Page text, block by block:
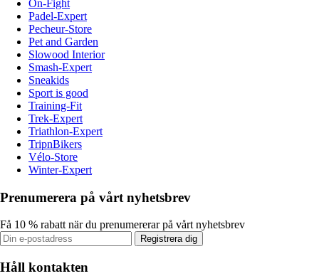
On-Fight
Padel-Expert
Pecheur-Store
Pet and Garden
Slowood Interior
Smash-Expert
Sneakids
Sport is good
Training-Fit
Trek-Expert
Triathlon-Expert
TripnBikers
Vélo-Store
Winter-Expert
Prenumerera på vårt nyhetsbrev
Få 10 % rabatt när du prenumererar på vårt nyhetsbrev
Registrera dig
Håll kontakten